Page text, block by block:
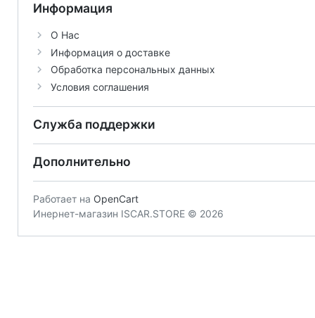
Информация
О Нас
Информация о доставке
Обработка персональных данных
Условия соглашения
Служба поддержки
Дополнительно
Работает на OpenCart
Инернет-магазин ISCAR.STORE © 2026